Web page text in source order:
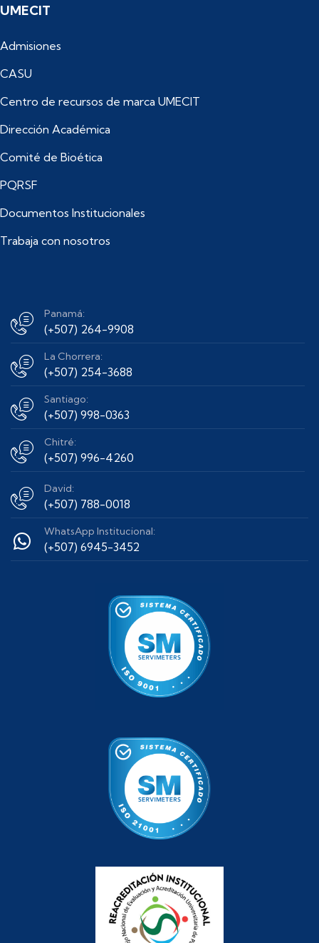
UMECIT
Admisiones
CASU
Centro de recursos de marca UMECIT
Dirección Académica
Comité de Bioética
PQRSF
Documentos Institucionales
Trabaja con nosotros
Panamá:
(+507) 264-9908
La Chorrera:
(+507) 254-3688
Santiago:
(+507) 998-0363
Chitré:
(+507) 996-4260
David:
(+507) 788-0018
WhatsApp Institucional:
(+507) 6945-3452